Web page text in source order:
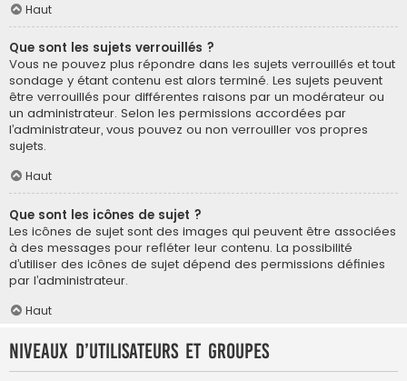
Haut
Que sont les sujets verrouillés ?
Vous ne pouvez plus répondre dans les sujets verrouillés et tout
sondage y étant contenu est alors terminé. Les sujets peuvent
être verrouillés pour différentes raisons par un modérateur ou
un administrateur. Selon les permissions accordées par
l’administrateur, vous pouvez ou non verrouiller vos propres
sujets.
Haut
Que sont les icônes de sujet ?
Les icônes de sujet sont des images qui peuvent être associées
à des messages pour refléter leur contenu. La possibilité
d’utiliser des icônes de sujet dépend des permissions définies
par l’administrateur.
Haut
Niveaux d’utilisateurs et groupes